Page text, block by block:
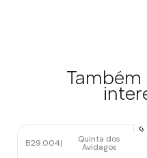
B29.004| Quinta dos
Avidagos